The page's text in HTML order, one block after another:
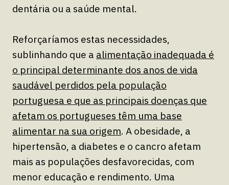
dentária ou a saúde mental.
Reforçaríamos estas necessidades,
sublinhando que a alimentação inadequada é
o principal determinante dos anos de vida
saudável perdidos pela população
portuguesa e que as principais doenças que
afetam os portugueses têm uma base
alimentar na sua origem. A obesidade, a
hipertensão, a diabetes e o cancro afetam
mais as populações desfavorecidas, com
menor educação e rendimento. Uma